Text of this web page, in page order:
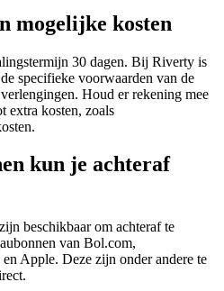
mogelijke kosten
30 dagen. Bij Riverty is
specifieke voorwaarden van de
Houd er rekening mee
extra kosten, zoals
kun je achteraf
beschikbaar om achteraf te
van Bol.com,
Apple. Deze zijn onder andere te